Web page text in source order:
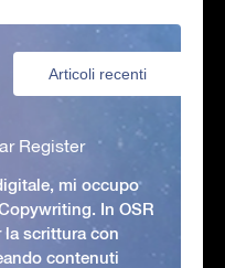
Articoli recenti
Register
mi occupo
In OSR
la scrittura con
contenuti